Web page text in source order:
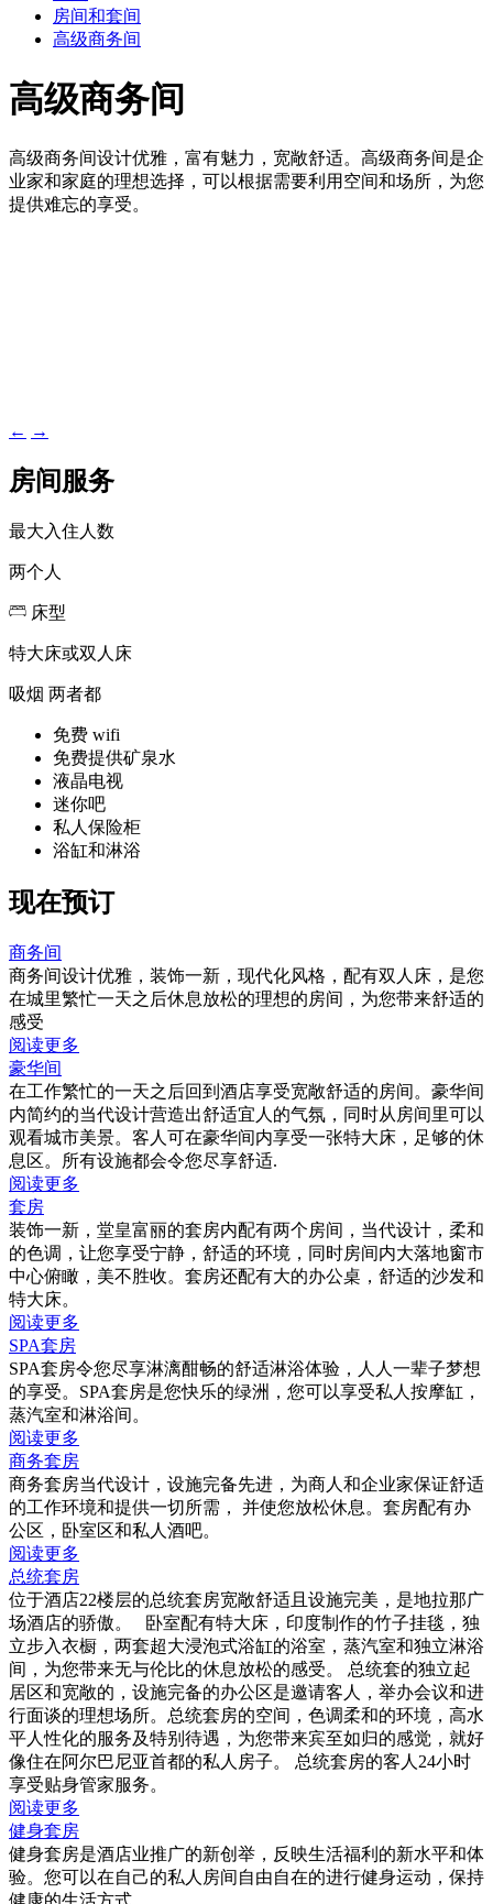
房间和套间
高级商务间
高级商务间
高级商务间设计优雅，富有魅力，宽敞舒适。高级商务间是企
业家和家庭的理想选择，可以根据需要利用空间和场所，为您
提供难忘的享受。
← →
房间服务
最大入住人数
两个人
床型
特大床或双人床
吸烟 两者都
免费 wifi
免费提供矿泉水
液晶电视
迷你吧
私人保险柜
浴缸和淋浴
现在预订
商务间
商务间设计优雅，装饰一新，现代化风格，配有双人床，是您
在城里繁忙一天之后休息放松的理想的房间，为您带来舒适的
感受
阅读更多
豪华间
在工作繁忙的一天之后回到酒店享受宽敞舒适的房间。豪华间
内简约的当代设计营造出舒适宜人的气氛，同时从房间里可以
观看城市美景。客人可在豪华间内享受一张特大床，足够的休
息区。所有设施都会令您尽享舒适.
阅读更多
套房
装饰一新，堂皇富丽的套房内配有两个房间，当代设计，柔和
的色调，让您享受宁静，舒适的环境，同时房间内大落地窗市
中心俯瞰，美不胜收。套房还配有大的办公桌，舒适的沙发和
特大床。
阅读更多
SPA套房
SPA套房令您尽享淋漓酣畅的舒适淋浴体验，人人一辈子梦想
的享受。SPA套房是您快乐的绿洲，您可以享受私人按摩缸，
蒸汽室和淋浴间。
阅读更多
商务套房
商务套房当代设计，设施完备先进，为商人和企业家保证舒适
的工作环境和提供一切所需， 并使您放松休息。套房配有办
公区，卧室区和私人酒吧。
阅读更多
总统套房
位于酒店22楼层的总统套房宽敞舒适且设施完美，是地拉那广
场酒店的骄傲。 卧室配有特大床，印度制作的竹子挂毯，独
立步入衣橱，两套超大浸泡式浴缸的浴室，蒸汽室和独立淋浴
间，为您带来无与伦比的休息放松的感受。 总统套的独立起
居区和宽敞的，设施完备的办公区是邀请客人，举办会议和进
行面谈的理想场所。总统套房的空间，色调柔和的环境，高水
平人性化的服务及特别待遇，为您带来宾至如归的感觉，就好
像住在阿尔巴尼亚首都的私人房子。 总统套房的客人24小时
享受贴身管家服务。
阅读更多
健身套房
健身套房是酒店业推广的新创举，反映生活福利的新水平和体
验。您可以在自己的私人房间自由自在的进行健身运动，保持
健康的生活方式